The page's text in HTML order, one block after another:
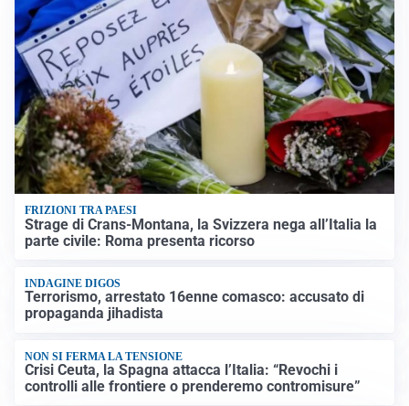
FRIZIONI TRA PAESI
Strage di Crans-Montana, la Svizzera nega all’Italia la
parte civile: Roma presenta ricorso
INDAGINE DIGOS
Terrorismo, arrestato 16enne comasco: accusato di
propaganda jihadista
NON SI FERMA LA TENSIONE
Crisi Ceuta, la Spagna attacca l’Italia: “Revochi i
controlli alle frontiere o prenderemo contromisure”